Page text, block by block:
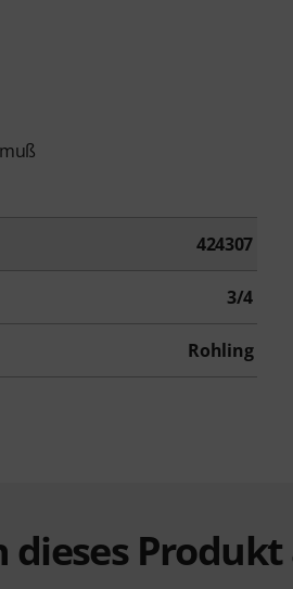
424307
3/4
Rohling